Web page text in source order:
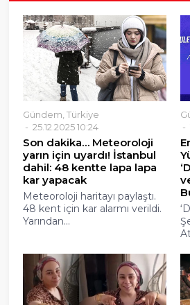
Gündem Türkiye
25.12.2025 10:24
Son dakika… Meteoroloji
yarın için uyardı! İstanbul
dahil: 48 kentte lapa lapa
kar yapacak
Meteoroloji haritayı paylaştı.
48 kent için kar alarmı verildi.
Yarından...